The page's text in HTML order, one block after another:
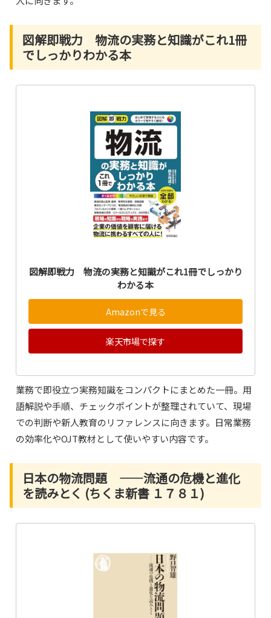
図解即戦力 物流の実務と知識がこれ1冊
でしっかりわかる本
図解即戦力 物流の実務と知識がこれ1冊でしっかり
わかる本
Amazonで見る
楽天市場で探す
業務で即役立つ実務知識をコンパクトにまとめた一冊。用
語解説や手順、チェックポイントが整理されていて、現場
での判断や新人教育のリファレンスに向きます。日常業務
の効率化やOJT教材として使いやすい内容です。
日本の物流問題 ――流通の危機と進化
を読みとく (ちくま新書 １７８１)